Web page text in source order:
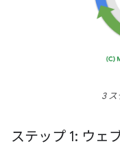
3
ステップ 1: ウェ